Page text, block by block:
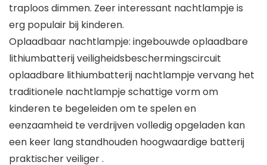
traploos dimmen. Zeer interessant nachtlampje is
erg populair bij kinderen.
Oplaadbaar nachtlampje: ingebouwde oplaadbare
lithiumbatterij veiligheidsbeschermingscircuit
oplaadbare lithiumbatterij nachtlampje vervang het
traditionele nachtlampje schattige vorm om
kinderen te begeleiden om te spelen en
eenzaamheid te verdrijven volledig opgeladen kan
een keer lang standhouden hoogwaardige batterij
praktischer veiliger .